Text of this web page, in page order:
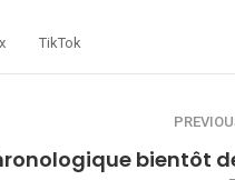
TikTok
bientôt